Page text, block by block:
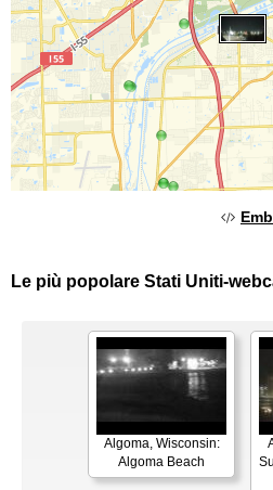
Le più popolare Stati Uniti-
Algoma, Wisconsin:
Algoma Beach